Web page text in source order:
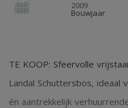
2009
Bouwjaar
TE KOOP: Sfeervolle
Landal Schuttersbos,
én aantrekkelijk